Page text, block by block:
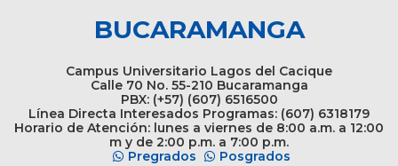
BUCARAMANGA
Campus Universitario Lagos del Cacique
Calle 70 No. 55-210 Bucaramanga
PBX: (+57) (607) 6516500
Línea Directa Interesados Programas: (607) 6318179
Horario de Atención: lunes a viernes de 8:00 a.m. a 12:00
m y de 2:00 p.m. a 7:00 p.m.
Pregrados
Posgrados